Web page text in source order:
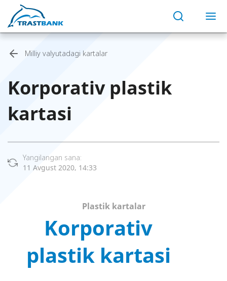
Milliy valyutadagi kartalar
Korporativ plastik
kartasi
Yangilangan sana:
11 Avgust 2020, 14:33
Plastik kartalar
Korporativ
plastik kartasi